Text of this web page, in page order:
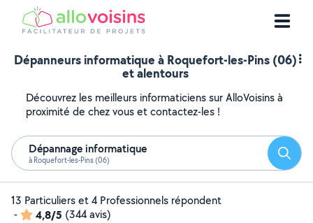
Dépanneurs informatique à Roquefort-les-Pins (06)
et alentours
Découvrez les meilleurs informaticiens sur AlloVoisins à
proximité de chez vous et contactez-les !
Dépannage informatique
à Roquefort-les-Pins (06)
13 Particuliers et 4 Professionnels répondent
-
4,8/5 (344 avis)